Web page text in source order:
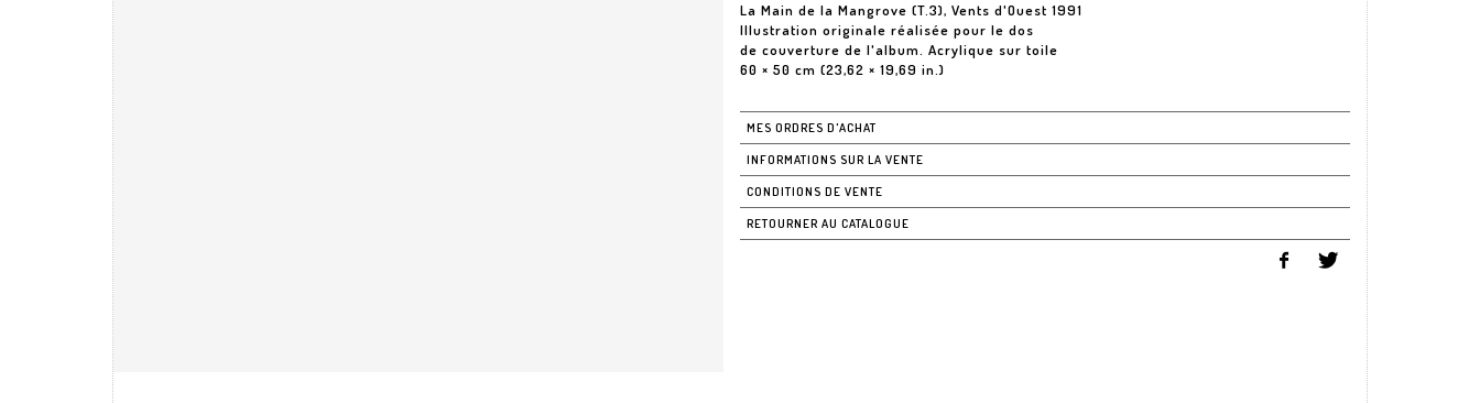
La Main de la Mangrove (T.3), Vents d'Ouest 1991
Illustration originale réalisée pour le dos
de couverture de l'album. Acrylique sur toile
60 × 50 cm (23,62 × 19,69 in.)
MES ORDRES D'ACHAT
INFORMATIONS SUR LA VENTE
CONDITIONS DE VENTE
RETOURNER AU CATALOGUE